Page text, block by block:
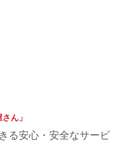
ん」
る安心・安全なサービ